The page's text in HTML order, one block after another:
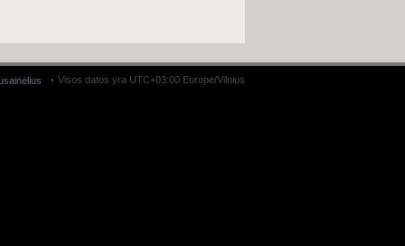
Visos datos yra UTC+03:00 Europe/Vilnius